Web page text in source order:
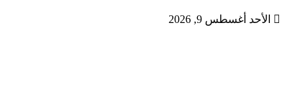
الأحد أغسطس 9, 2026